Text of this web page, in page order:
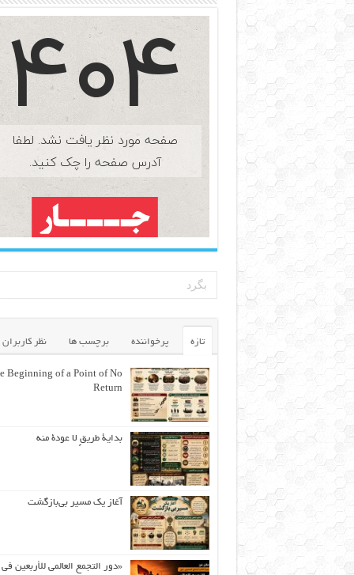
تازه پرخواننده برچسب ها نظر کاربران
Beginning of a Point of No
Return
بداية طريقٍ لا عودة منه
آغاز یک مسیر بی‌بازگشت
«دور التجمع العالمي للأربعين في